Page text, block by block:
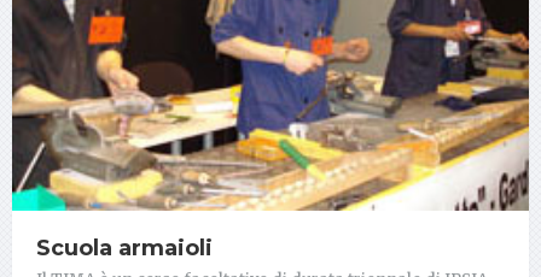
Scuola armaioli